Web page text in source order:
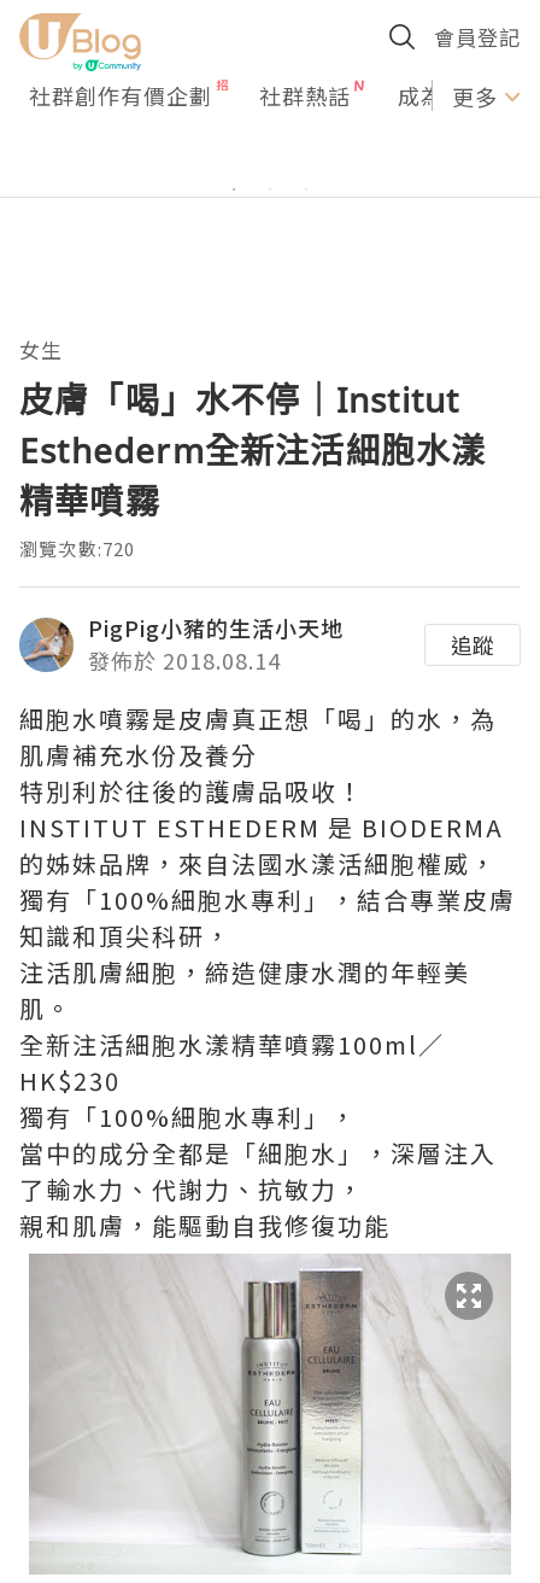
會員登記
社群創作有價企劃 社群熱話 成為U更多
女生
皮膚「喝」水不停｜Institut
Esthederm全新注活細胞水漾
精華噴霧
瀏覽次數:720
PigPig小豬的生活小天地
發佈於 2018.08.14
追蹤
細胞水噴霧是皮膚真正想「喝」的水，為
肌膚補充水份及養分
特別利於往後的護膚品吸收！
INSTITUT ESTHEDERM 是 BIODERMA
的姊妹品牌，來自法國水漾活細胞權威，
獨有「100%細胞水專利」，結合專業皮膚
知識和頂尖科研，
注活肌膚細胞，締造健康水潤的年輕美
肌。
全新注活細胞水漾精華噴霧100ml／
HK$230
獨有「100%細胞水專利」，
當中的成分全都是「細胞水」，深層注入
了輸水力、代謝力、抗敏力，
親和肌膚，能驅動自我修復功能